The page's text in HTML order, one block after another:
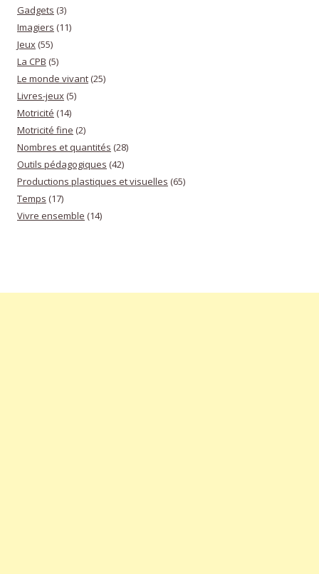
Gadgets (3)
Imagiers (11)
Jeux (55)
La CPB (5)
Le monde vivant (25)
Livres-jeux (5)
Motricité (14)
Motricité fine (2)
Nombres et quantités (28)
Outils pédagogiques (42)
Productions plastiques et visuelles (65)
Temps (17)
Vivre ensemble (14)